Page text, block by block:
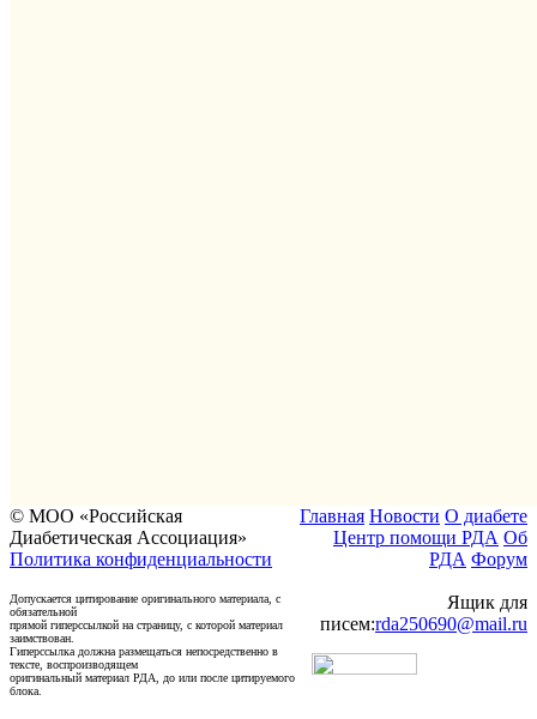
© МОО «Российская
Диабетическая Ассоциация»
Политика конфиденциальности
Допускается цитирование оригинального материала, с
обязательной
прямой гиперссылкой на страницу, с которой материал
заимствован.
Гиперссылка должна размещаться непосредственно в
тексте, воспроизводящем
оригинальный материал РДА, до или после цитируемого
блока.
Главная Новости О диабете
Центр помощи РДА Об
РДА Форум
Ящик для
писем:rda250690@mail.ru